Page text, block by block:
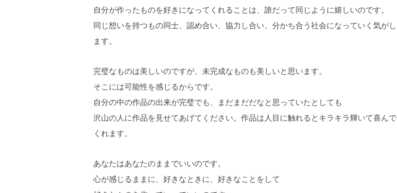
自分が作ったものを好きになってくれることは、誰だって同じように嬉しいのです。
同じ想いを持つもの同士、認め合い、協力し合い、分かち合う社会になっていく気がし
ます。
完璧なものは美しいのですが、未完成なものも美しいと思います。
そこには可能性を感じるからです。
自分の中の作品の出来が完璧でも、まだまだだなと思っていたとしても
沢山の人に作品を見せてあげてください。作品は人目に触れるとキラキラ輝いて喜んで
くれます。
あなたはあなたのままでいいのです。
心が感じるままに、好きなときに、好きなことをして